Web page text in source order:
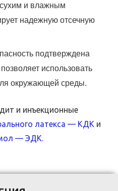
и влажным
надежную отсечную
подтверждена
использовать
окружающей среды.
и инъекционные
латекса — КДК и
— ЭДК.